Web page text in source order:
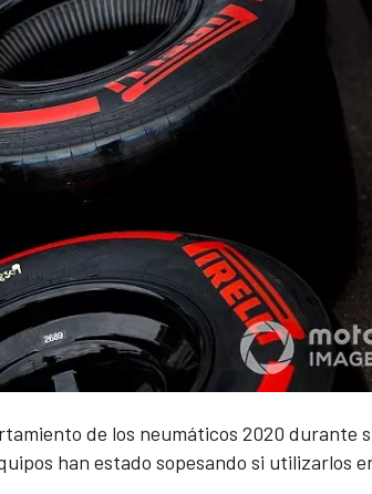
de los neumáticos 2020 durante
han estado sopesando si utilizarlos